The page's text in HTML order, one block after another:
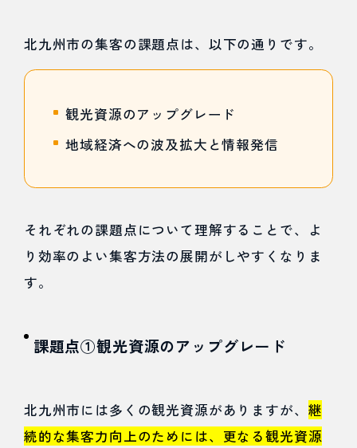
北九
州市
は、
MEO
対策
が重
6
め
北九州市の集客の課題点は、以下の通りです。
観光資源のアップグレード
地域経済への波及拡大と情報発信
それぞれの課題点について理解することで、よ
り効率のよい集客方法の展開がしやすくなりま
す。
課題点①観光資源のアップグレード
北九州市には多くの観光資源がありますが、 継
続的な集客力向上のためには、更なる観光資源